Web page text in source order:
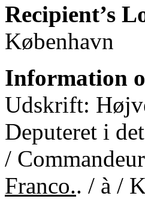
Recipient’s
København
Information
Udskrift:
Deputeret i
/
Franco.. / à /